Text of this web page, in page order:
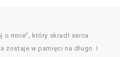
o mnie", który skradł serca
zostaje w pamięci na długo. I